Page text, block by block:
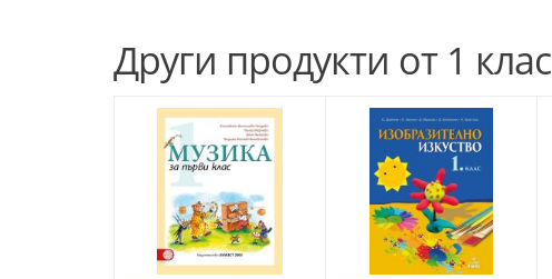
Други продукти от 1 клас